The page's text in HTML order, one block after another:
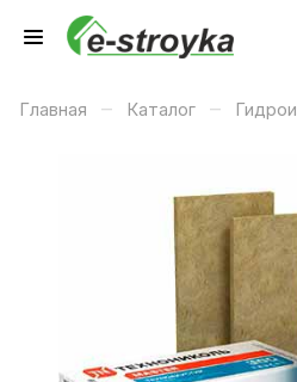
Главная – Каталог –